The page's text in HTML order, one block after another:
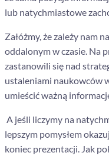
lub natychmiastowe
Załóżmy, że zależy nam
oddalonym w czasie. Na
zastanowili się nad
ustaleniami naukowców
umieścić ważną
A jeśli liczymy na
lepszym pomysłem
koniec prezentacji. Jak